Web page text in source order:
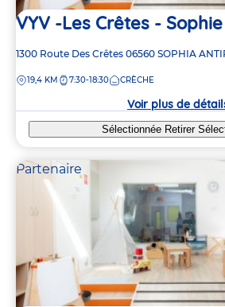
VYV -Les Crêtes -
Adresse
la
1300 Route Des Crêtes 06560 SOPHIA
DISTANCE
19,4 KM 7:30-18:30 CRÈCHE
Voir plus de
Sélectionnée Retirer
Partenaire